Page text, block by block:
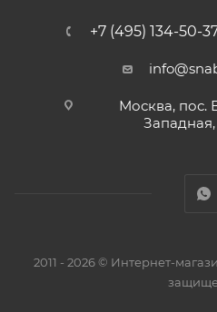
+7 (495) 134-50-
Москва, пос.
Западная,
2011 - 2026 © Интернет-